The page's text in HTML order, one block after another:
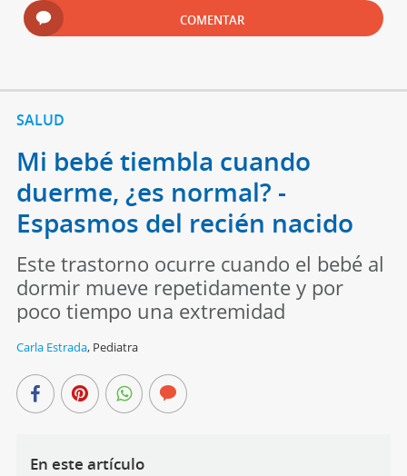
COMENTAR
SALUD
Mi bebé tiembla cuando
duerme, ¿es normal? -
Espasmos del recién nacido
Este trastorno ocurre cuando el bebé al
dormir mueve repetidamente y por
poco tiempo una extremidad
Carla Estrada, Pediatra
En este artículo